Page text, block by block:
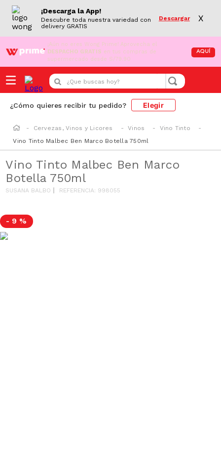
¡Descarga la App!
Descubre toda nuestra variedad con
delivery GRATIS
Descargar X
¡Aún no eres Wong Prime! Aprovecha el
DESPACHO GRATIS en tus compras de
supermercado desde S/79.90
AQUÍ
¿Que buscas hoy?
¿Cómo quieres recibir tu pedido? Elegir
Cervezas, Vinos y Licores Vinos
Vino Tinto
Vino Tinto Malbec Ben Marco Botella 750ml
Vino Tinto Malbec Ben Marco
Botella 750ml
SUSANA BALBO REFERENCIA: 998055
- 9 %